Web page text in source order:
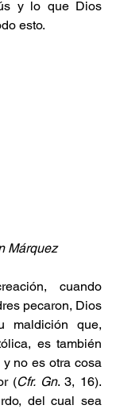
y lo que Dios
esto.
Márquez
cuando
pecaron, Dios
maldición que,
es también
no es otra cosa
(Cfr. Gn. 3, 16).
del cual sea